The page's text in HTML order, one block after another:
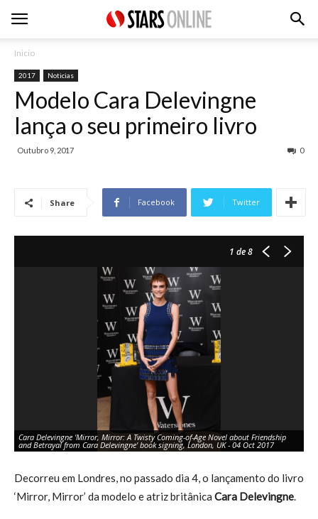
Inicio
2017 Noticias
Modelo Cara Delevingne
lança o seu primeiro livro
Outubro 9, 2017 0
Share Facebook Twitter
1 de 8
Cara Delevingne 'Mirror, Mirror: A Twisty Coming-of-Age Novel about Friendship
and Betrayal from Cara Delevingne' book signing, London, UK - 04 Oct 2017
Decorreu em Londres, no passado dia 4, o lançamento do livro
‘Mirror, Mirror’ da modelo e atriz britânica Cara Delevingne.